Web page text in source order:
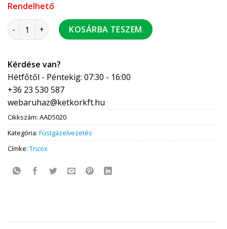
Rendelhető
Tricox AAD5020 szétválasztó idom 60/100- ról 2x80-ra
KOSÁRBA TESZEM
Kérdése van?
Hétfőtől - Péntekig: 07:30 - 16:00
+36 23 530 587
webaruhaz@ketkorkft.hu
Cikkszám: AAD5020
Kategória: Füstgázelvezetés
Címke: Tricox